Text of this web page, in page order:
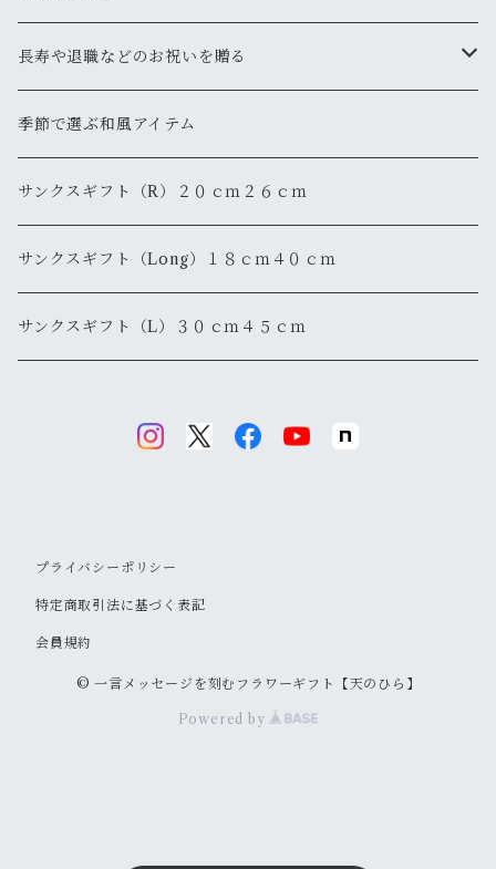
長寿や退職などのお祝いを贈る
還暦
退職・退官
季節で選ぶ和風アイテム
サンクスギフト（R）２０ｃｍ２６ｃｍ
サンクスギフト（Long）１８ｃｍ４０ｃｍ
サンクスギフト（L）３０ｃｍ４５ｃｍ
プライバシーポリシー
特定商取引法に基づく表記
会員規約
© 一言メッセージを刻むフラワーギフト【天のひら】
Powered by